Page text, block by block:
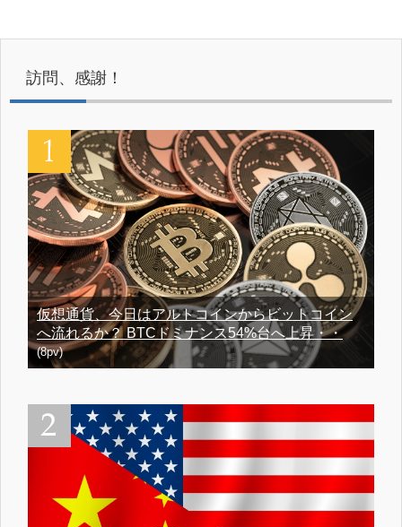
訪問、感謝！
仮想通貨、今日はアルトコインからビットコイン
へ流れるか？ BTCドミナンス54%台へ上昇・・
(8pv)